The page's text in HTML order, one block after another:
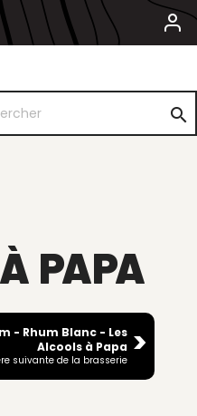

PAPA
- Rhum Blanc - Les
Alcools à Papa
suivante de la brasserie